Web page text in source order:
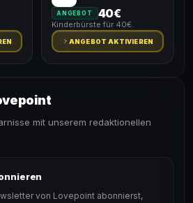
ANGEBOT 40€
Kinderbürste für 40€.
ANGEBOT AKTIVIEREN
mit unserem redaktionellen
von Lovepoint abonnierst,